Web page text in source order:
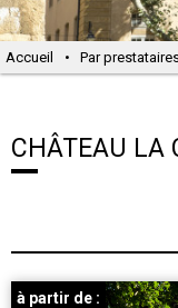
Accueil • Par
CHÂTEAU LA
à partir de :